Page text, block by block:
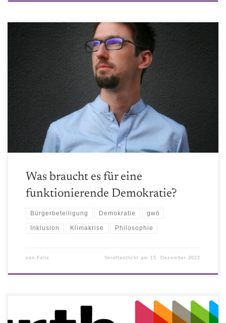
Nach dem Earth4All Report mit dem Unterton der
"Nichtregierbarkeit" haben wir uns gefragt, was eigentlich eine
funktionierende Demokratie ausmacht. Hier ein Interview zu dem
Thema
Was braucht es für eine
funktionierende Demokratie?
Bürgerbeteiligung Demokratie gwö
Inklusion Klimakrise Philosophie
von Felix Veröffentlicht am 15. Dezember 2022